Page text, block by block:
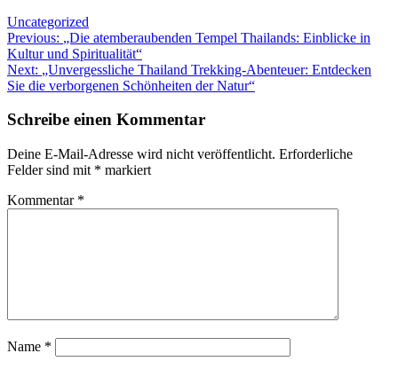
Uncategorized
Beitragsnavigation
Previous: „Die atemberaubenden Tempel Thailands: Einblicke in
Kultur und Spiritualität“
Next: „Unvergessliche Thailand Trekking-Abenteuer: Entdecken
Sie die verborgenen Schönheiten der Natur“
Schreibe einen Kommentar
Deine E-Mail-Adresse wird nicht veröffentlicht. Erforderliche
Felder sind mit * markiert
Kommentar *
Name *